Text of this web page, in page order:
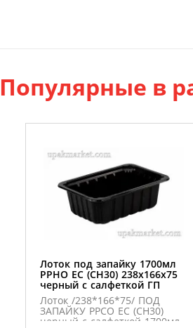
Популярные в
Лоток под запайку 1700мл
PPHO EC (CН30) 238х166х75
черный с салфеткой ГП
Лоток /238*166*75/ ПОД
ЗАПАЙКУ PPСO ЕС (CН30)
черный c салфеткой 1700мл